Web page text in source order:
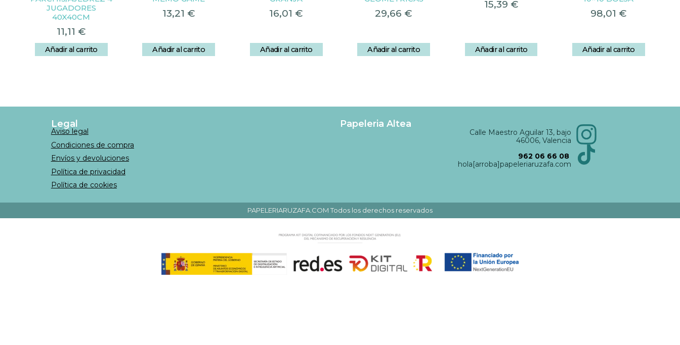
JUGADORES
40X40CM
11,11 €
Añadir al carrito
13,21 €
Añadir al carrito
16,01 €
Añadir al carrito
29,66 €
Añadir al carrito
15,39 €
Añadir al carrito
98,01 €
Añadir al carrito
Legal
Aviso legal
Condiciones de compra
Envíos y devoluciones
Política de privacidad
Política de cookies
Papeleria Altea
Calle Maestro Aguilar 13, bajo
46006, Valencia
962 06 66 08
hola[arroba]papeleriaruzafa.com
PAPELERIARUZAFA.COM Todos los derechos reservados